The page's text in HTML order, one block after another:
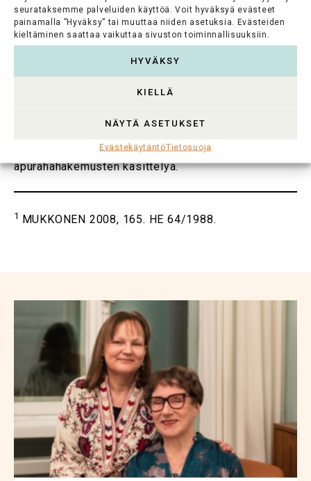
seurataksemme palveluiden käyttöä. Voit hyväksyä evästeet
painamalla ”Hyväksy” tai muuttaa niiden asetuksia. Evästeiden
kieltäminen saattaa vaikuttaa sivuston toiminnallisuuksiin.
HYVÄKSY
KIELLÄ
NÄYTÄ ASETUKSET
EvästekäytäntöTietosuoja
edistämiseksi. Näihin sisältyvät myös määräykset
esteellisyydestä valmistelussa ja päätöksenteossa.
Säätiökäytännössä on kuitenkin huomioitu, että
rajatuilla tieteen tai taiteen aloilla toimivilla
säätiöillä alan tuntevien esteettömien
asiantuntijoiden löytäminen voi olla vaikeaa tai jopa
mahdotonta. Tällaisissa tilanteissa on erityisen
apurahaohjesääntöön. Tämä koskee myös
työryhmissä toimivien henkilöiden
apurahahakemusten käsittelyä.
1 MUKKONEN 2008, 165. HE 64/1988.